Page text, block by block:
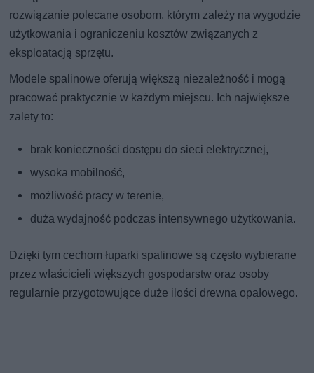
rozwiązanie polecane osobom, którym zależy na wygodzie
użytkowania i ograniczeniu kosztów związanych z
eksploatacją sprzętu.
Modele spalinowe oferują większą niezależność i mogą
pracować praktycznie w każdym miejscu. Ich największe
zalety to:
brak konieczności dostępu do sieci elektrycznej,
wysoka mobilność,
możliwość pracy w terenie,
duża wydajność podczas intensywnego użytkowania.
Dzięki tym cechom łuparki spalinowe są często wybierane
przez właścicieli większych gospodarstw oraz osoby
regularnie przygotowujące duże ilości drewna opałowego.